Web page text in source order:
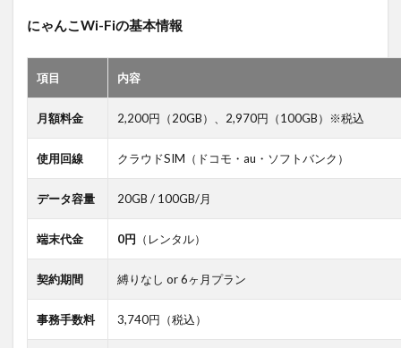
料金
8
大手
キャ
リア
のポ
ケッ
がお
すす
めで
い？
2つ
にゃんこWi-Fiの基本情報
項目 内容
月額料金 2,200円（20GB）、2,970円（100GB）※税込
使用回線 クラウドSIM（ドコモ・au・ソフトバンク）
データ容量 20GB / 100GB/月
端末代金 0円 （レンタル）
契約期間 縛りなし or 6ヶ月プラン
事務手数料 3,740円（税込）